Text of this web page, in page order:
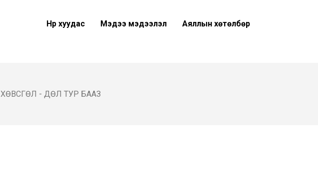
Нүүр хуудас Мэдээ мэдээлэл Аяллын хөтөлбөр
ХӨВСГӨЛ - ДӨЛ ТУР БААЗ